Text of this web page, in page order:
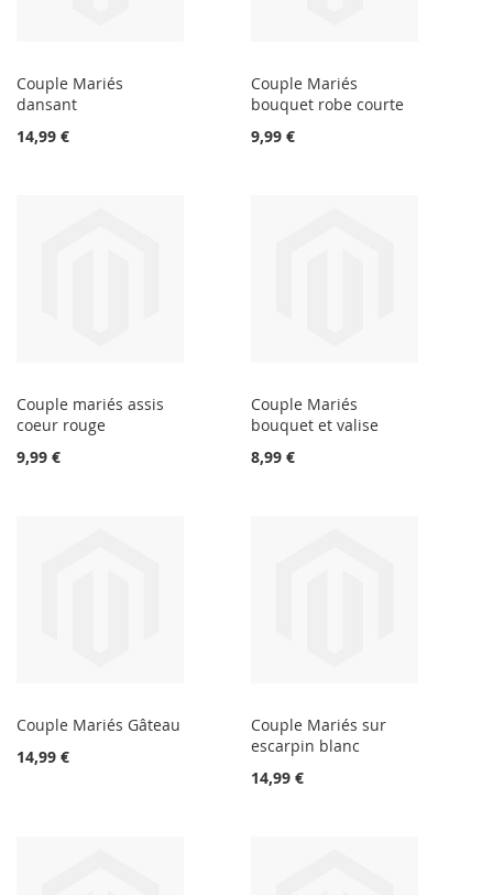
Couple Mariés
dansant
14,99 €
Couple Mariés
bouquet robe courte
9,99 €
Couple mariés assis
coeur rouge
9,99 €
Couple Mariés
bouquet et valise
8,99 €
Couple Mariés Gâteau
14,99 €
Couple Mariés sur
escarpin blanc
14,99 €